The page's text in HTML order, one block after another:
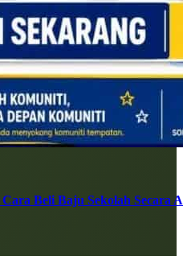
Beli Baju Sekolah Secara